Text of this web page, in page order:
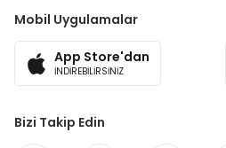
Mobil Uygulamalar
App Store'dan
İNDİREBİLİRSİNİZ
Bizi Takip Edin